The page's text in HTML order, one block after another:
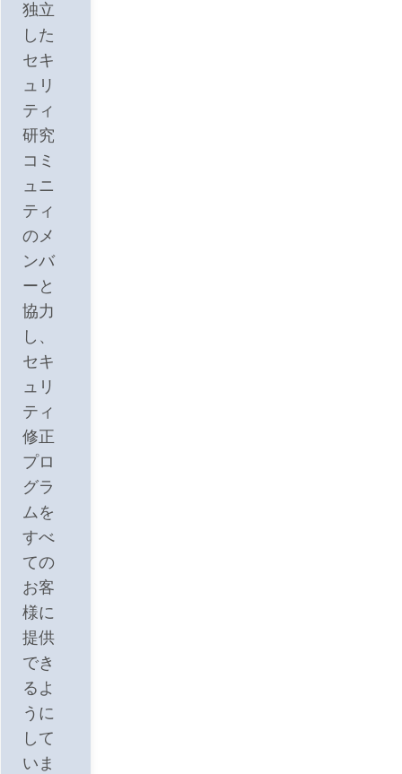
独立
した
セキ
ュリ
ティ
研究
コミ
ュニ
ティ
のメ
ンバ
ーと
協力
し、
セキ
ュリ
ティ
修正
プロ
グラ
ムを
すべ
ての
お客
様に
提供
でき
るよ
うに
して
いま